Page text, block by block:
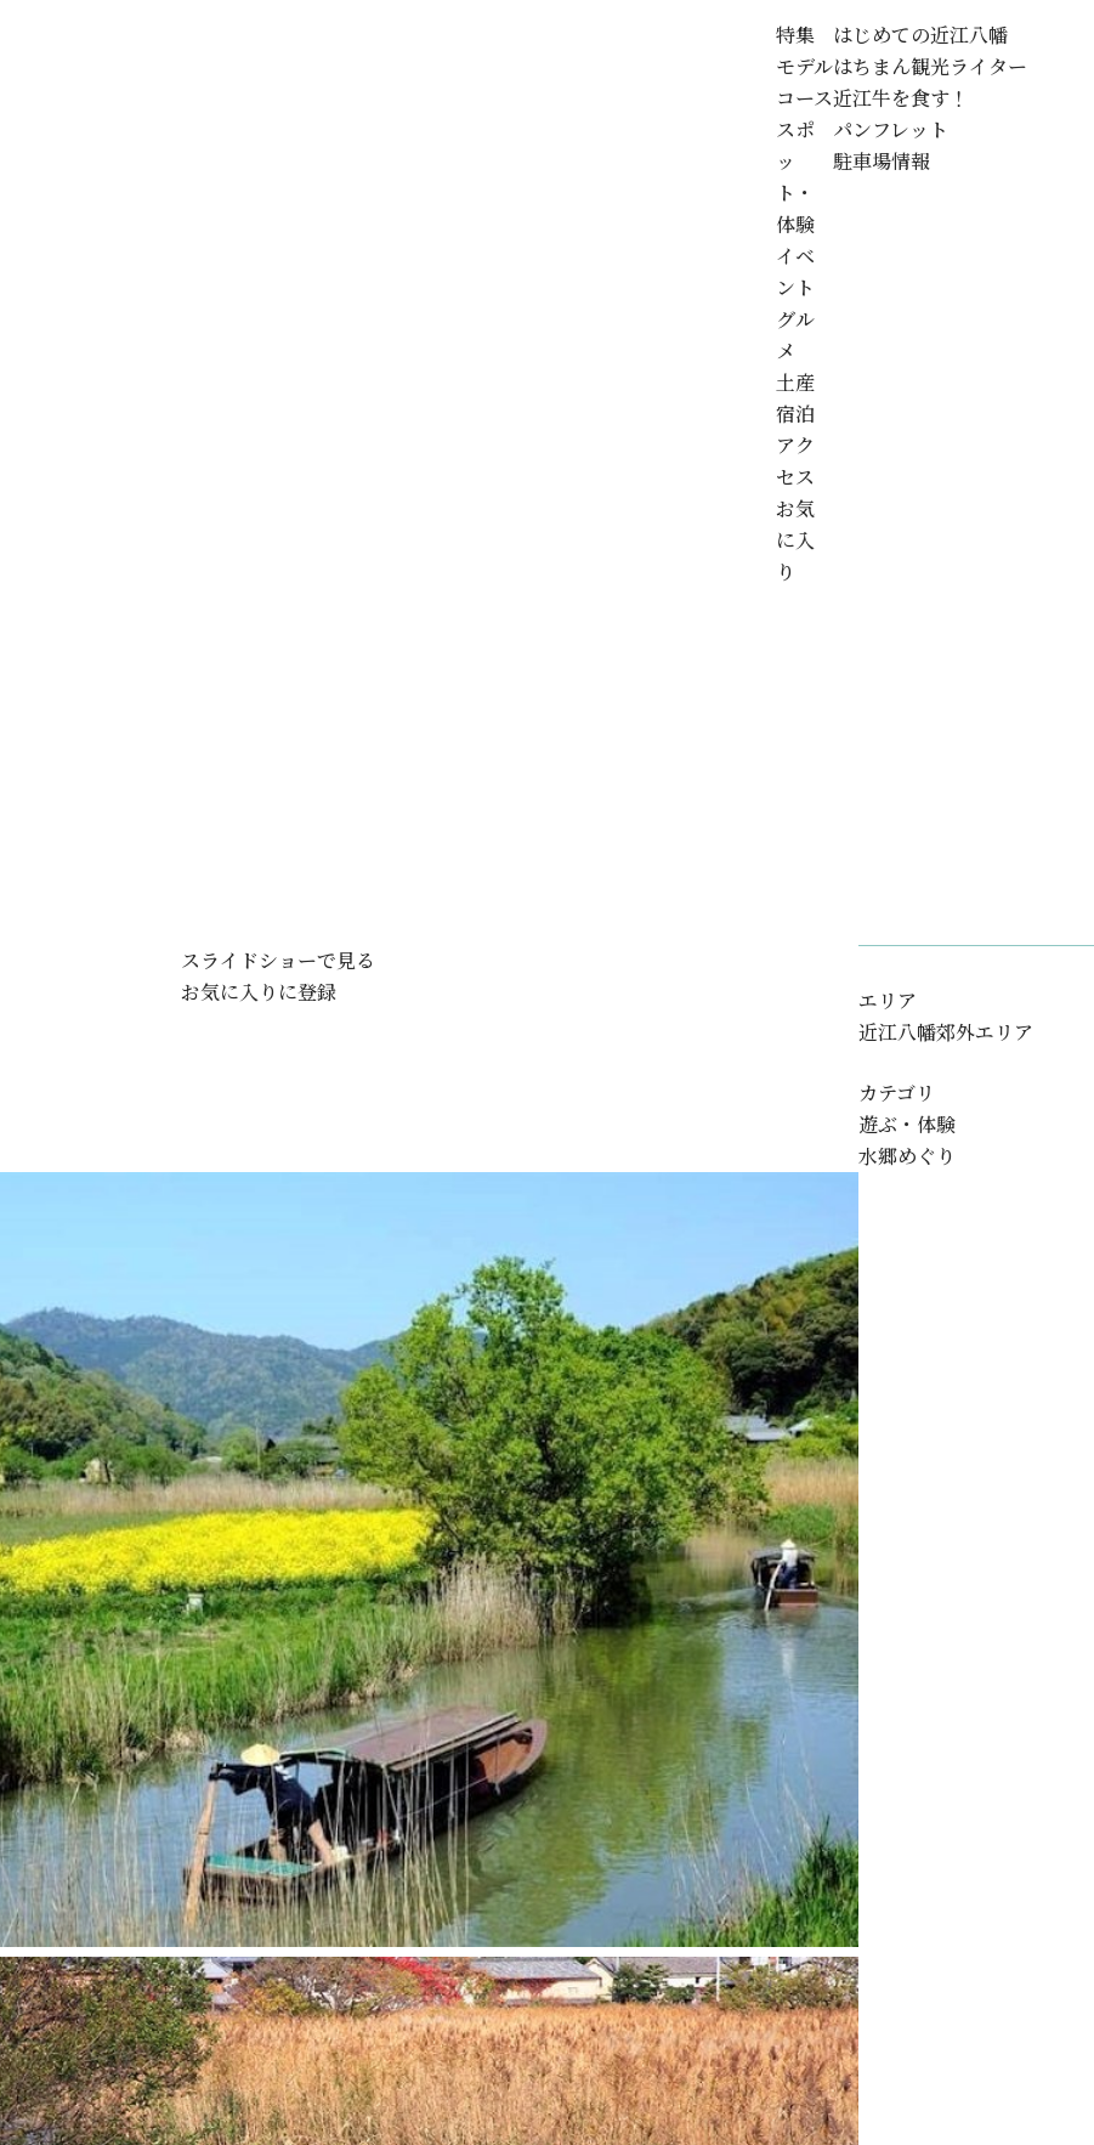
特集
モデル
コース
スポ
ッ
ト・
体験
イベ
ント
グル
メ
土産
宿泊
アク
セス
お気
に入
り
はじめての近江八幡
はちまん観光ライター
近江牛を食す！
パンフレット
駐車場情報
スライドショーで見る
お気に入りに登録
エリア
近江八幡郊外エリア
カテゴリ
遊ぶ・体験
水郷めぐり